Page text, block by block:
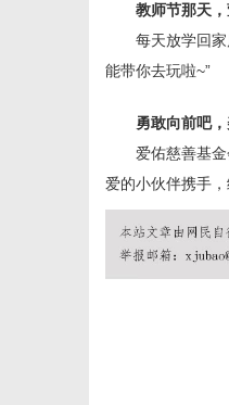
教师节那天
每天放学回
能带你去玩啦~”
勇敢向前吧
爱佑慈善基
爱的小伙伴携手